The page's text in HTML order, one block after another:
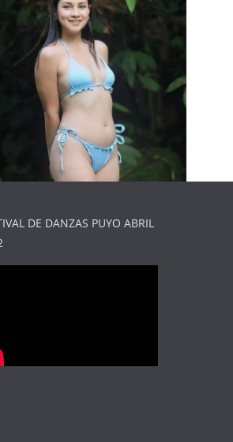
DE DANZAS PUYO ABRIL